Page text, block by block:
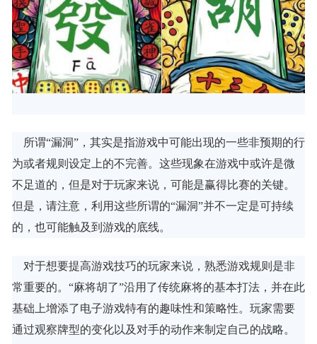
所谓“漏洞”，其实是指游戏中可能出现的一些非预期的行
为或者规则设定上的不完善。这些现象在游戏中或许是微
不足道的，但是对于玩家来说，可能是赢得比赛的关键。
但是，请注意，利用这些所谓的“漏洞”并不一定是可持续
的，也可能触及到游戏的底线。
对于想要提高游戏技巧的玩家来说，熟悉游戏规则是非
常重要的。“麻将胡了”沿用了传统麻将的基本打法，并在此
基础上增添了电子游戏特有的趣味性和策略性。玩家需要
通过观察牌型的变化以及对手的动作来制定自己的战略。